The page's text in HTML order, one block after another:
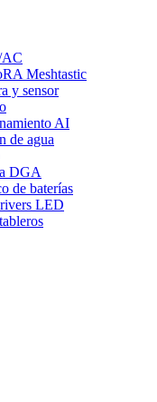
AC
Meshtastic
y sensor
AI
de agua
DGA
de baterías
LED